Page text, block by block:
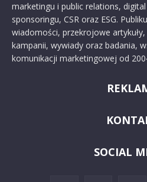
marketingu i public relations,
sponsoringu, CSR oraz ESG.
wiadomości, przekrojowe artykuły,
kampanii, wywiady oraz badania,
komunikacji marketingowej od
SOCIAL